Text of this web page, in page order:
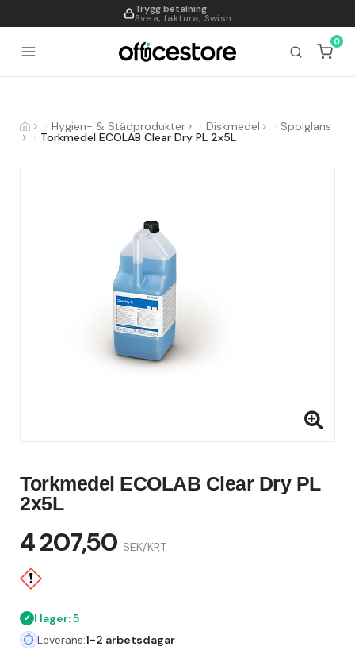
Trygg betalning
Svea, faktura, Swish
995
0
Hygien- & Städprodukter Diskmedel Spolglans
Torkmedel ECOLAB Clear Dry PL 2x5L
Torkmedel ECOLAB Clear Dry PL
2x5L
4 207,50 SEK/KRT
I lager: 5
Leverans:1-2 arbetsdagar